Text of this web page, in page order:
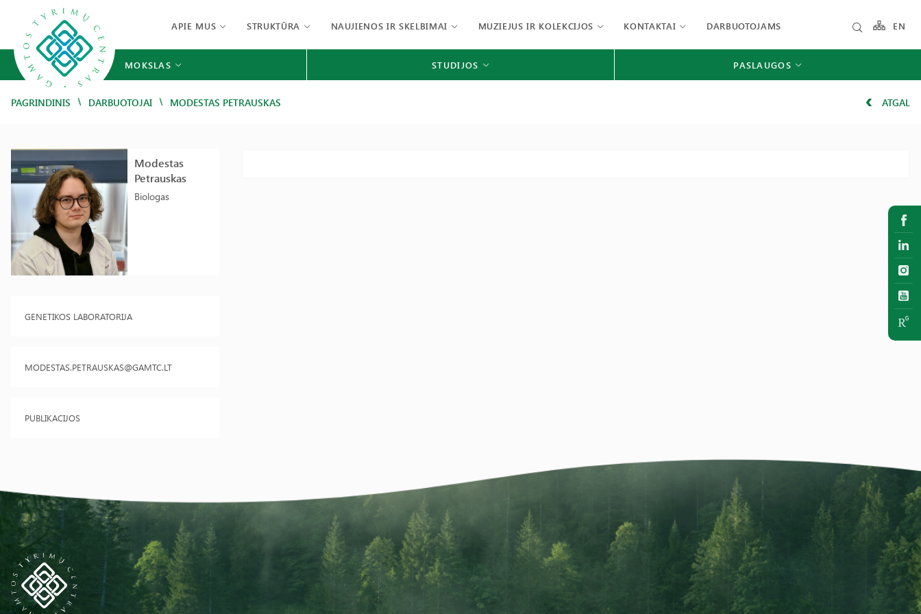
APIE MUS STRUKTŪRA NAUJIENOS IR SKELBIMAI MUZIEJUS IR KOLEKCIJOS KONTAKTAI DARBUOTOJAMS EN
MOKSLAS STUDIJOS PASLAUGOS
PAGRINDINIS / DARBUOTOJAI / MODESTAS PETRAUSKAS ATGAL
Modestas
Petrauskas
Biologas
GENETIKOS LABORATORIJA
MODESTAS.PETRAUSKAS@GAMTC.LT
PUBLIKACIJOS